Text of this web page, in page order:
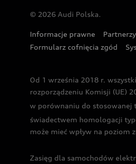
© 2026 Audi Polska.
Informacje prawne Partnerzy
Formularz cofnięcia zgód
Od 1 września 2018 r.
rozporządzeniu Komisji (UE)
w porównaniu do stosowanej
świadectwem homologacji
może mieć wpływ na poziom
Zasięg dla samochodów